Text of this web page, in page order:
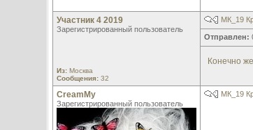
Участник 4 2019
Зарегистрированный пользователь
Из:Москва
Сообщения:32
МК_19
Отправлен:
Конечно
CreamMy
Зарегистрированный пользователь
МК_19